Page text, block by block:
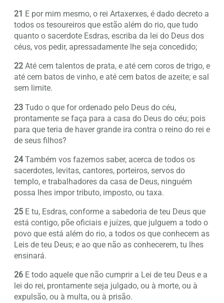
21 E por mim mesmo, o rei Artaxerxes, é dado decreto a
todos os tesoureiros que estão além do rio, que tudo
quanto o sacerdote Esdras, escriba da lei do Deus dos
céus, vos pedir, apressadamente lhe seja concedido;
22 Até cem talentos de prata, e até cem coros de trigo, e
até cem batos de vinho, e até cem batos de azeite; e sal
sem limite.
23 Tudo o que for ordenado pelo Deus do céu,
prontamente se faça para a casa do Deus do céu; pois
para que teria de haver grande ira contra o reino do rei e
de seus filhos?
24Também vos fazemos saber, acerca de todos os
sacerdotes, levitas, cantores, porteiros, servos do
templo, e trabalhadores da casa de Deus, ninguém
possa lhes impor tributo, imposto, ou taxa.
25 E tu, Esdras, conforme a sabedoria de teu Deus que
está contigo, põe oficiais e juízes, que julguem a todo o
povo que está além do rio, a todos os que conhecem as
Leis de teu Deus; e ao que não as conhecerem, tu lhes
ensinará.
26 E todo aquele que não cumprir a Lei de teu Deus e a
lei do rei, prontamente seja julgado, ou à morte, ou à
expulsão, ou à multa, ou à prisão.